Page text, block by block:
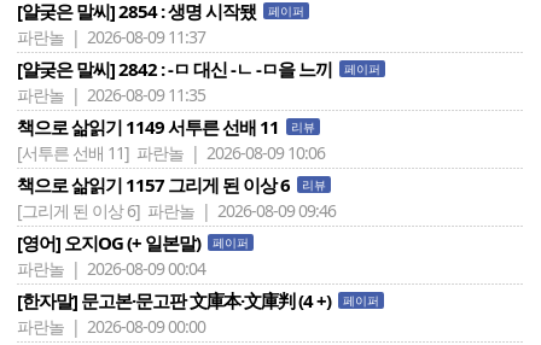
[얄궂은 말씨] 2854 : 생명 시작됐 페이퍼
파란놀 | 2026-08-09 11:37
[얄궂은 말씨] 2842 : -ㅁ 대신 -ㄴ -ㅁ을 느끼 페이퍼
파란놀 | 2026-08-09 11:35
책으로 삶읽기 1149 서투른 선배 11 리뷰
[서투른 선배 11] 파란놀 | 2026-08-09 10:06
책으로 삶읽기 1157 그리게 된 이상 6 리뷰
[그리게 된 이상 6] 파란놀 | 2026-08-09 09:46
[영어] 오지OG (+ 일본말) 페이퍼
파란놀 | 2026-08-09 00:04
[한자말] 문고본·문고판 文庫本·文庫判 (4 +) 페이퍼
파란놀 | 2026-08-09 00:00